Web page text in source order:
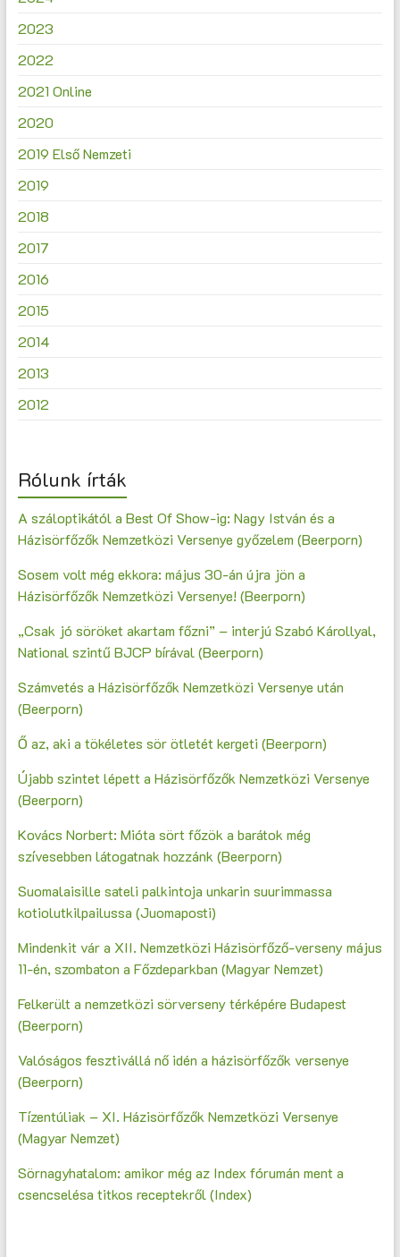
2023
2022
2021 Online
2020
2019 Első Nemzeti
2019
2018
2017
2016
2015
2014
2013
2012
Rólunk írták
A száloptikától a Best Of Show-ig: Nagy István és a
Házisörfőzők Nemzetközi Versenye győzelem (Beerporn)
Sosem volt még ekkora: május 30-án újra jön a
Házisörfőzők Nemzetközi Versenye! (Beerporn)
„Csak jó söröket akartam főzni” – interjú Szabó Károllyal,
National szintű BJCP bírával (Beerporn)
Számvetés a Házisörfőzők Nemzetközi Versenye után
(Beerporn)
Ő az, aki a tökéletes sör ötletét kergeti (Beerporn)
Újabb szintet lépett a Házisörfőzők Nemzetközi Versenye
(Beerporn)
Kovács Norbert: Mióta sört főzök a barátok még
szívesebben látogatnak hozzánk (Beerporn)
Suomalaisille sateli palkintoja unkarin suurimmassa
kotiolutkilpailussa (Juomaposti)
Mindenkit vár a XII. Nemzetközi Házisörfőző-verseny május
11-én, szombaton a Főzdeparkban (Magyar Nemzet)
Felkerült a nemzetközi sörverseny térképére Budapest
(Beerporn)
Valóságos fesztivállá nő idén a házisörfőzők versenye
(Beerporn)
Tízentúliak – XI. Házisörfőzők Nemzetközi Versenye
(Magyar Nemzet)
Sörnagyhatalom: amikor még az Index fórumán ment a
csencselésa titkos receptekről (Index)